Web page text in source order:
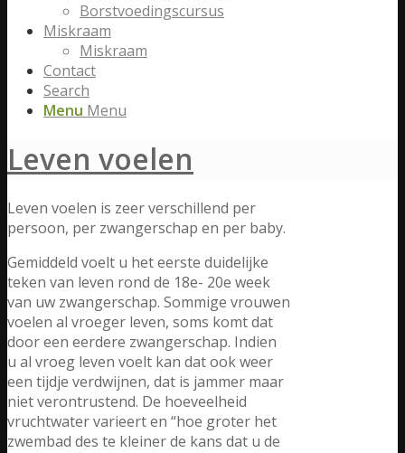
Borstvoedingscursus
Miskraam
Miskraam
Contact
Search
Menu Menu
Leven voelen
Leven voelen is zeer verschillend per
persoon, per zwangerschap en per baby.
Gemiddeld voelt u het eerste duidelijke
teken van leven rond de 18e- 20e week
van uw zwangerschap. Sommige vrouwen
voelen al vroeger leven, soms komt dat
door een eerdere zwangerschap. Indien
u al vroeg leven voelt kan dat ook weer
een tijdje verdwijnen, dat is jammer maar
niet verontrustend. De hoeveelheid
vruchtwater varieert en “hoe groter het
zwembad des te kleiner de kans dat u de